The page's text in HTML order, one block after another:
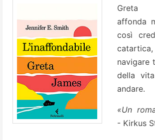
Greta
affonda
così
navigare
della
andare.
«Un
- Kirkus